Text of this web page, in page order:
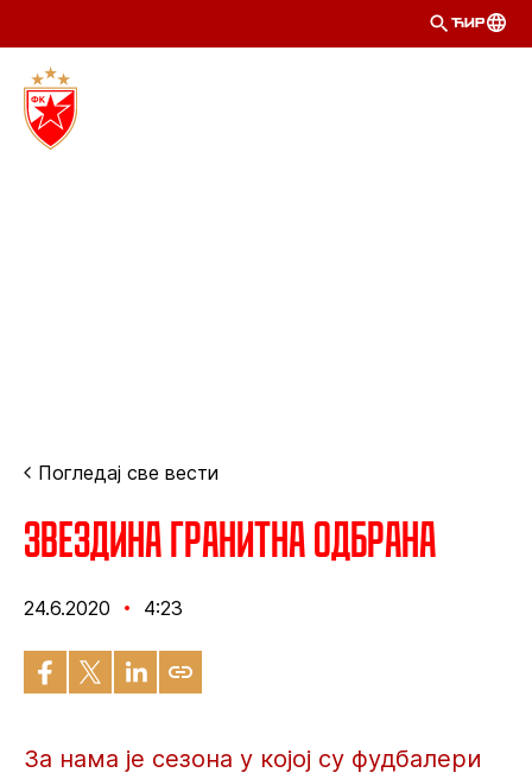
ЋИР
Погледај све вести
Звездина гранитна одбрана
24.6.2020 4:23
За нама је сезона у којој су фудбалери